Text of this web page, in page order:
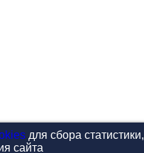
для сбора статистики,
сайта